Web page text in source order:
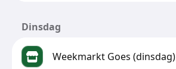
Dinsdag
Weekmarkt Goes (dinsdag)